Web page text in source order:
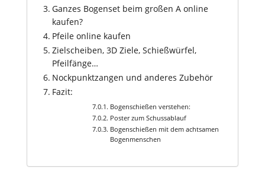
Ganzes Bogenset beim großen A online
kaufen?
Pfeile online kaufen
Zielscheiben, 3D Ziele, Schießwürfel,
Pfeilfänge…
Nockpunktzangen und anderes Zubehör
Fazit:
Bogenschießen verstehen:
Poster zum Schussablauf
Bogenschießen mit dem achtsamen
Bogenmenschen